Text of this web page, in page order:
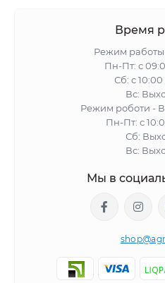
Время
Режим работы
Пн-Пт: с
Сб: с 10:00
Вс:
Режим роботи -
Пн-Пт: с
Сб:
Вс:
Мы в